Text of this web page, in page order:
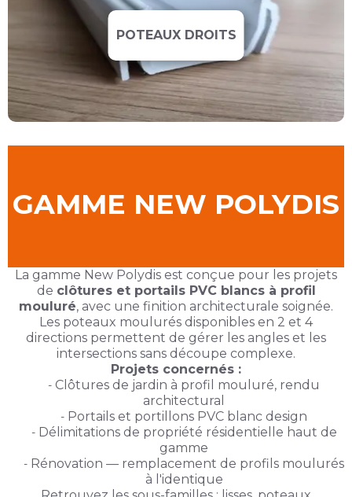
POTEAUX DROITS
GAMME NEW POLYDIS
La gamme New Polydis est conçue pour les projets
de clôtures et portails PVC blancs à profil
mouluré, avec une finition architecturale soignée.
Les poteaux moulurés disponibles en 2 et 4
directions permettent de gérer les angles et les
intersections sans découpe complexe.
Projets concernés :
Clôtures de jardin à profil mouluré, rendu
architectural
Portails et portillons PVC blanc design
Délimitations de propriété résidentielle haut de
gamme
Rénovation — remplacement de profils moulurés
à l'identique